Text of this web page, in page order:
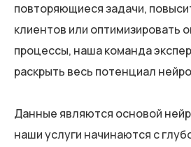
повторяющиеся задачи,
клиентов или оптимизировать
процессы, наша команда
раскрыть весь потенциал
Данные являются основой
наши услуги начинаются с